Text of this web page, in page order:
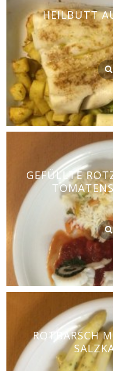
HEILBUTT
GEFÜLLTE
ROTBARSCH